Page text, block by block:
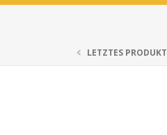
LETZTES PRODUKT